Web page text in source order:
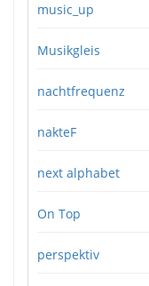
music_up
Musikgleis
nachtfrequenz
nakteF
next alphabet
On Top
perspektiv